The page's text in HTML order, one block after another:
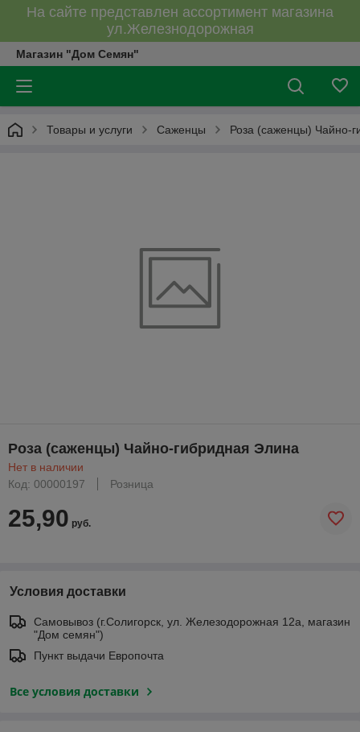
На сайте представлен ассортимент магазина
ул.Железнодорожная
Магазин "Дом Семян"
Товары и услуги Саженцы Роза (саженцы) Чайно-
Роза (саженцы) Чайно-гибридная Элина
Нет в наличии
Код: 00000197
Розница
25,90 руб.
Условия доставки
Самовывоз (г.Солигорск, ул. Железодорожная 12а, магазин
"Дом семян")
Пункт выдачи Европочта
Все условия доставки